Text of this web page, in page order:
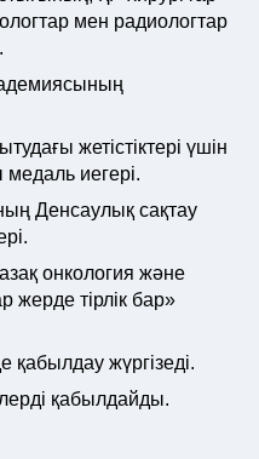
мен радиологтар
жетістіктері үшін
иегері.
Денсаулық сақтау
онкология және
жерде тірлік бар»
қабылдау жүргізеді.
қабылдайды.